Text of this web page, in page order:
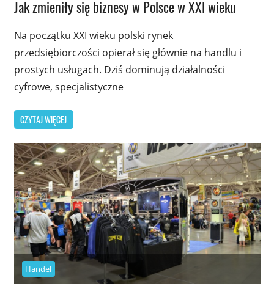
Jak zmieniły się biznesy w Polsce w XXI wieku
Na początku XXI wieku polski rynek
przedsiębiorczości opierał się głównie na handlu i
prostych usługach. Dziś dominują działalności
cyfrowe, specjalistyczne
CZYTAJ WIĘCEJ
Handel